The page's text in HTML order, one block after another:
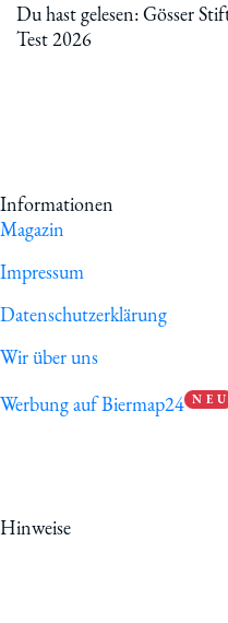
Du hast gelesen: Gösser
Test 2026
Informationen
Magazin
Impressum
Datenschutzerklärung
Wir über uns
Werbung auf Biermap24 N E U
Hinweise